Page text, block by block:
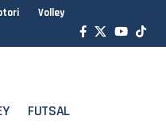
Volley
FUTSAL